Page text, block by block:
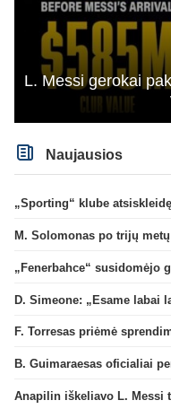
L. Messi gerokai
Naujausios
„Fenerbahce“ susidomėjo
D. Simeone: „Esame labai
F. Torresas priėmė
B. Guimaraesas oficialiai
Anapilin iškeliavo L. Messi